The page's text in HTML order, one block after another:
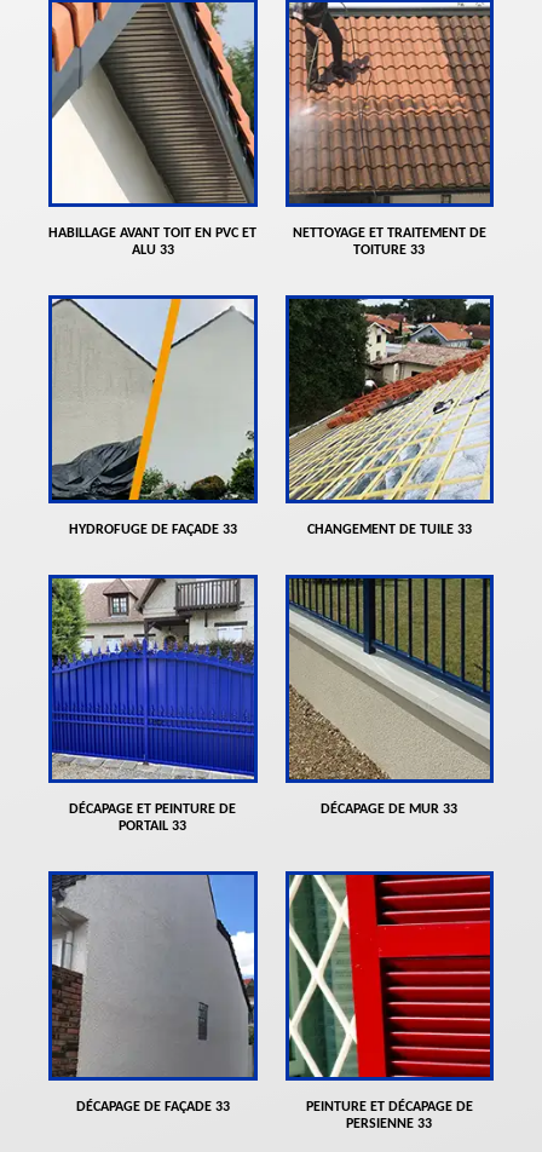
HABILLAGE AVANT TOIT EN PVC ET
ALU 33
NETTOYAGE ET TRAITEMENT DE
TOITURE 33
HYDROFUGE DE FAÇADE 33 CHANGEMENT DE TUILE 33
DÉCAPAGE ET PEINTURE DE
PORTAIL 33
DÉCAPAGE DE MUR 33
DÉCAPAGE DE FAÇADE 33
PEINTURE ET DÉCAPAGE DE
PERSIENNE 33